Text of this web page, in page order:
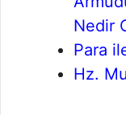
Nedir
Para
Hz.